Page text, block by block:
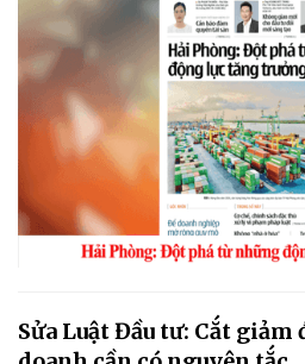
Sửa Luật Đầu tư: Cắt